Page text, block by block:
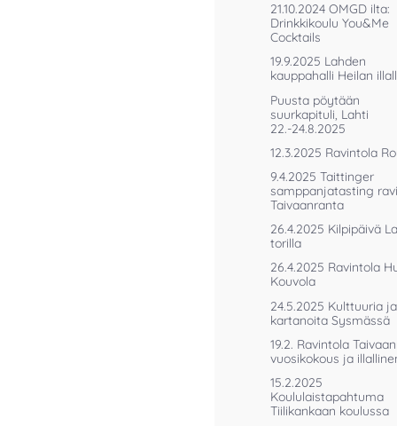
21.10.2024 OMGD ilta:
Drinkkikoulu You&Me
Cocktails
19.9.2025 Lahden
kauppahalli Heilan
Puusta pöytään
suurkapituli, Lahti
22.-24.8.2025
12.3.2025 Ravintola
9.4.2025 Taittinger
samppanjatasting
Taivaanranta
26.4.2025 Kilpipäivä
torilla
26.4.2025 Ravintola
Kouvola
24.5.2025 Kulttuuria ja
kartanoita Sysmässä
19.2. Ravintola
vuosikokous ja
15.2.2025
Koululaistapahtuma
Tiilikankaan koulussa